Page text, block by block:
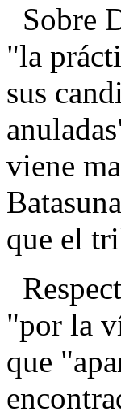
Sobre
"la
sus
viene
que el
"por la
que